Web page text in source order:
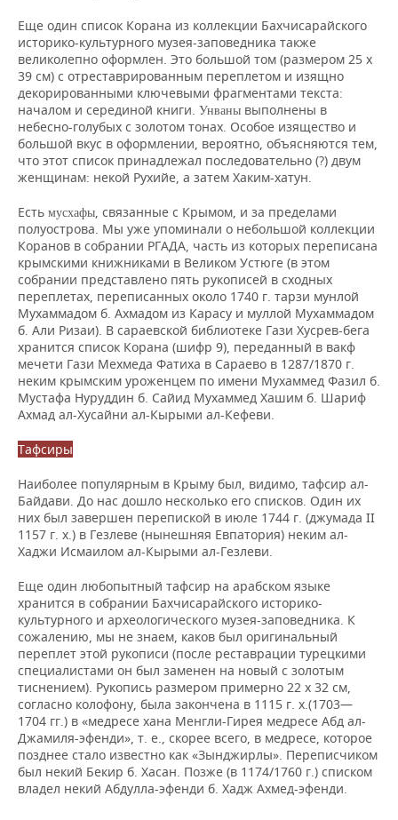
Еще один список Корана из коллекции Бахчисарайского
историко-культурного музея-заповедника также
великолепно оформлен. Это большой том (размером 25 х
39 см) с отреставрированным переплетом и изящно
декорированными ключевыми фрагментами текста:
началом и серединой книги. Унваны выполнены в
небесно-голубых с золотом тонах. Особое изящество и
большой вкус в оформлении, вероятно, объясняются тем,
что этот список принадлежал последовательно (?) двум
женщинам: некой Рухийе, а затем Хаким-хатун.
Есть мусхафы , связанные с Крымом, и за пределами
полуострова. Мы уже упоминали о небольшой коллекции
Коранов в собрании РГАДА, часть из которых переписана
крымскими книжниками в Великом Устюге (в этом
собрании представлено пять рукописей в сходных
переплетах, переписанных около 1740 г. тарзи мунлой
Мухаммадом б. Ахмадом из Карасу и муллой Мухаммадом
б. Али Ризаи). В сараевской библиотеке Гази Хусрев-бега
хранится список Корана (шифр 9), переданный в вакф
мечети Гази Мехмеда Фатиха в Сараево в 1287/1870 г.
неким крымским уроженцем по имени Мухаммед Фазил б.
Мустафа Нуруддин б. Сайид Мухаммед Хашим б. Шариф
Ахмад ал-Хусайни ал-Кырыми ал-Кефеви.
Тафсиры
Наиболее популярным в Крыму был, видимо, тафсир ал-
Байдави. До нас дошло несколько его списков. Один их
них был завершен перепиской в июле 1744 г. (джумада II
1157 г. х.) в Гезлеве (нынешняя Евпатория) неким ал-
Хаджи Исмаилом ал-Кырыми ал-Гезлеви.
Еще один любопытный тафсир на арабском языке
хранится в собрании Бахчисарайского историко-
культурного и археологического музея-заповедника. К
сожалению, мы не знаем, каков был оригинальный
переплет этой рукописи (после реставрации турецкими
специалистами он был заменен на новый с золотым
тиснением). Рукопись размером примерно 22 х 32 см,
согласно колофону, была закончена в 1115 г. х.(1703—
1704 гг.) в «медресе хана Менгли-Гирея медресе Абд ал-
Джамиля-эфенди», т. е., скорее всего, в медресе, которое
позднее стало известно как «Зынджирлы». Переписчиком
был некий Бекир б. Хасан. Позже (в 1174/1760 г.) списком
владел некий Абдулла-эфенди б. Хадж Ахмед-эфенди.